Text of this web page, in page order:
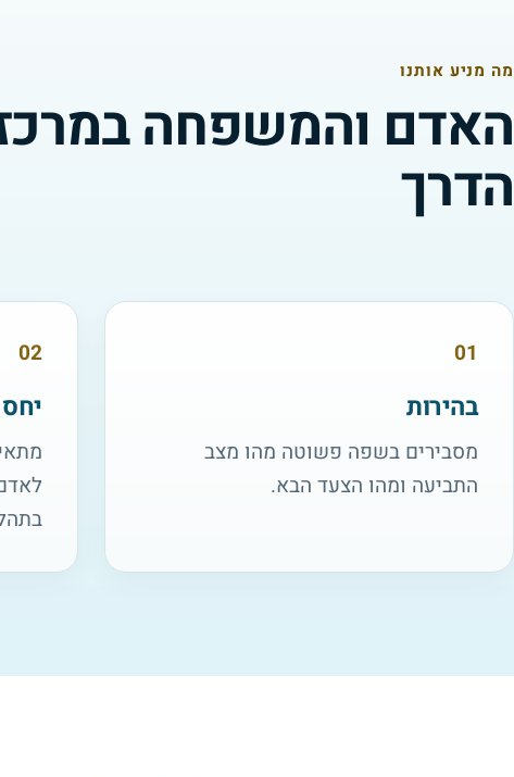
מה מניע אותנו
האדם והמשפחה
הדרך
01
בהירות
מסבירים בשפה פשוטה מהו מצב
התביעה ומהו הצעד הבא.
02